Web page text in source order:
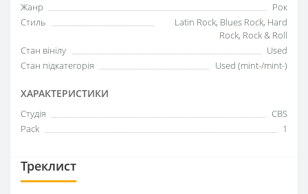
Жанр
Рок
Стиль
Latin Rock, Blues Rock, Hard
Rock, Rock & Roll
Стан вінілу
Used
Стан підкатегорія
Used (mint-/mint-)
ХАРАКТЕРИСТИКИ
Студія
CBS
Pack
1
Треклист